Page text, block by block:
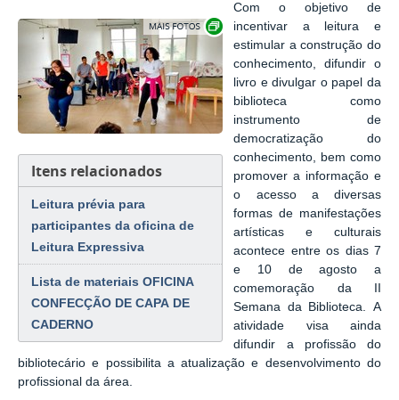
Exibir carrossel de imagens
Itens relacionados
Leitura prévia para
participantes da oficina de
Leitura Expressiva
Lista de materiais OFICINA
CONFECÇÃO DE CAPA DE
CADERNO
Com o objetivo de
incentivar a leitura e
estimular a construção do
conhecimento, difundir o
livro e divulgar o papel da
biblioteca como
instrumento de
democratização do
conhecimento, bem como
promover a informação e
o acesso a diversas
formas de manifestações
artísticas e culturais
acontece entre os dias 7
e 10 de agosto a
comemoração da II
Semana da Biblioteca. A
atividade visa ainda
difundir a profissão do
bibliotecário e possibilita a atualização e desenvolvimento do
profissional da área.